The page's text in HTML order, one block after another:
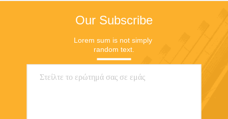
Our Subscribe
Lorem sum is not simply
random text.